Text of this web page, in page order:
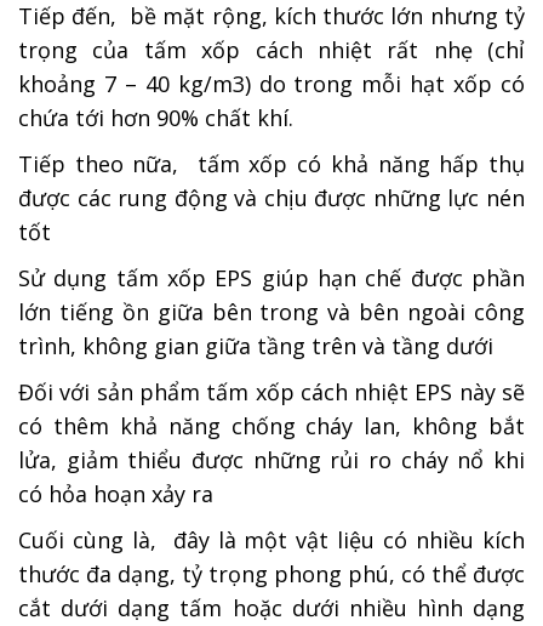
Tiếp đến, bề mặt rộng, kích thước lớn nhưng tỷ
trọng của tấm xốp cách nhiệt rất nhẹ (chỉ
khoảng 7 – 40 kg/m3) do trong mỗi hạt xốp có
chứa tới hơn 90% chất khí.
Tiếp theo nữa, tấm xốp có khả năng hấp thụ
được các rung động và chịu được những lực nén
tốt
Sử dụng tấm xốp EPS giúp hạn chế được phần
lớn tiếng ồn giữa bên trong và bên ngoài công
trình, không gian giữa tầng trên và tầng dưới
Đối với sản phẩm tấm xốp cách nhiệt EPS này sẽ
có thêm khả năng chống cháy lan, không bắt
lửa, giảm thiểu được những rủi ro cháy nổ khi
có hỏa hoạn xảy ra
Cuối cùng là, đây là một vật liệu có nhiều kích
thước đa dạng, tỷ trọng phong phú, có thể được
cắt dưới dạng tấm hoặc dưới nhiều hình dạng